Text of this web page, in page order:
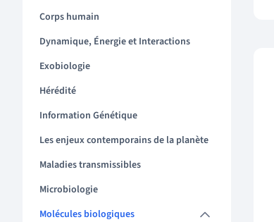
Corps humain
Dynamique, Énergie et Interactions
Exobiologie
Hérédité
Information Génétique
Les enjeux contemporains de la planète
Maladies transmissibles
Microbiologie
Molécules biologiques